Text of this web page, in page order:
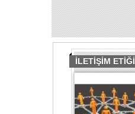
İLETİŞİM ETİĞİ